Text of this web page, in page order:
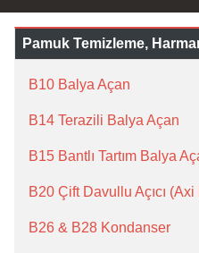
Pamuk Temizleme,
B10 Balya Açan
B14 Terazili Balya Açan
B15 Bantlı Tartım Balya
B20 Çift Davullu Açıcı (Axi
B26 & B28 Kondanser